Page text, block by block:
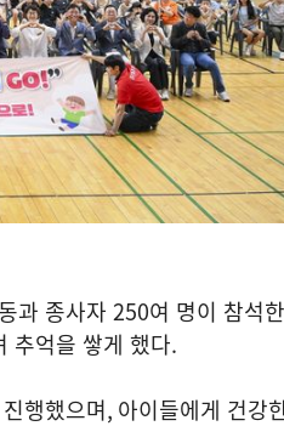
과 종사자 250여 명이 참석한
추억을 쌓게 했다.
행했으며, 아이들에게 건강